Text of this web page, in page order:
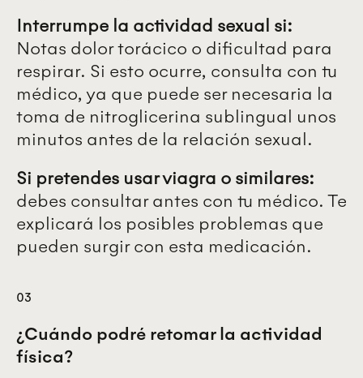
Interrumpe la actividad sexual si:
Notas dolor torácico o dificultad para
respirar. Si esto ocurre, consulta con tu
médico, ya que puede ser necesaria la
toma de nitroglicerina sublingual unos
minutos antes de la relación sexual.
Si pretendes usar viagra o similares:
debes consultar antes con tu médico. Te
explicará los posibles problemas que
pueden surgir con esta medicación.
03
¿Cuándo podré retomar la actividad
física?